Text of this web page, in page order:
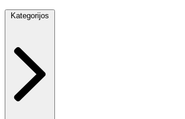
Kategorijos